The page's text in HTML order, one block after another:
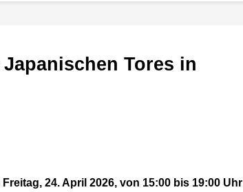
Freitag, 24. April 2026, von 15:00 bis 19:00 Uhr